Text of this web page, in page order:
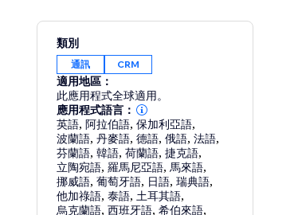
類別
通訊 CRM
適用地區：
此應用程式全球適用。
應用程式語言：
英語,阿拉伯語,保加利亞語,
波蘭語,丹麥語,德語,俄語,法語,
芬蘭語,韓語,荷蘭語,捷克語,
立陶宛語,羅馬尼亞語, 馬來語,
挪威語,葡萄牙語, 日語,瑞典語,
他加祿語,泰語, 土耳其語,
烏克蘭語,西班牙語,希伯來語,